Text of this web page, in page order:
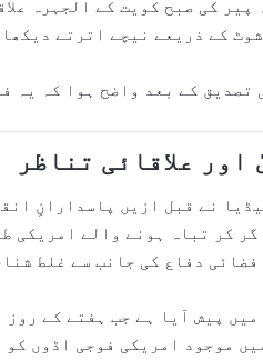
پیر کی صبح کویت کے الجہرہ
کے ذریعے نیچے اترتے
تصدیق کے بعد واضح ہوا کہ یہ
اور علاقائی تناظر
نے قبل ازیں پاسدارانِ
گر کر تباہ ہونے والے امریکی
دفاع کی جانب سے غلط
میں پیش آیا ہے جب ہفتے کے
موجود امریکی فوجی اڈوں